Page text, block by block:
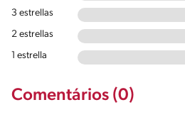
3 estrellas
2 estrellas
1 estrella
Comentários (0)